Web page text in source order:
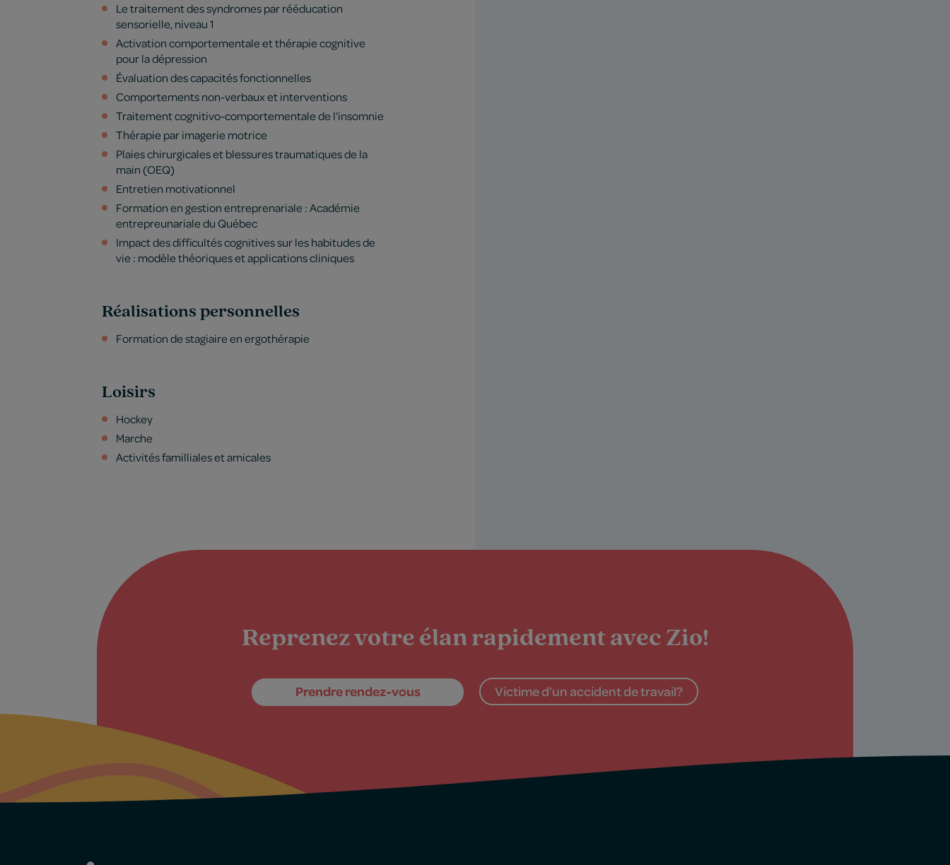
Le traitement des syndromes par rééducation
sensorielle, niveau 1
Activation comportementale et thérapie cognitive
pour la dépression
Évaluation des capacités fonctionnelles
Comportements non-verbaux et interventions
Traitement cognitivo-comportementale de l’insomnie
Thérapie par imagerie motrice
Plaies chirurgicales et blessures traumatiques de la
main (OEQ)
Entretien motivationnel
Formation en gestion entreprenariale : Académie
entrepreunariale du Québec
Impact des difficultés cognitives sur les habitudes de
vie : modèle théoriques et applications cliniques
Réalisations personnelles
Formation de stagiaire en ergothérapie
Loisirs
Hockey
Marche
Activités familliales et amicales
Reprenez votre élan rapidement avec Zio!
Prendre rendez-vous Victime d’un accident de travail?